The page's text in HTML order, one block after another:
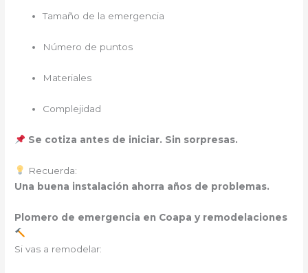
Tamaño de la emergencia
Número de puntos
Materiales
Complejidad
Se cotiza antes de iniciar. Sin sorpresas.
Recuerda:
Una buena instalación ahorra años de problemas.
Plomero de emergencia en Coapa y remodelaciones
Si vas a remodelar: